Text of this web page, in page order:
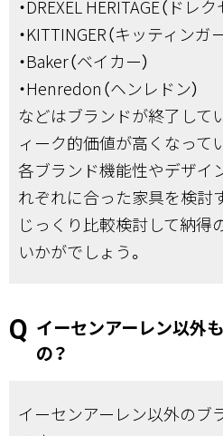
・DREXEL HERITAGE（ドレ
・KITTINGER（キッティンガ
・Baker（ベイカー）
・Henredon（ヘンレドン）
などはブランドが終了して
ィーク的価値が高くなって
各ブランド機能性やデザイ
れぞれに合った家具を検討
じっくり比較検討して納得
いかがでしょう。
イーセンアーレン以外
の？
イーセンアーレン以外のブ